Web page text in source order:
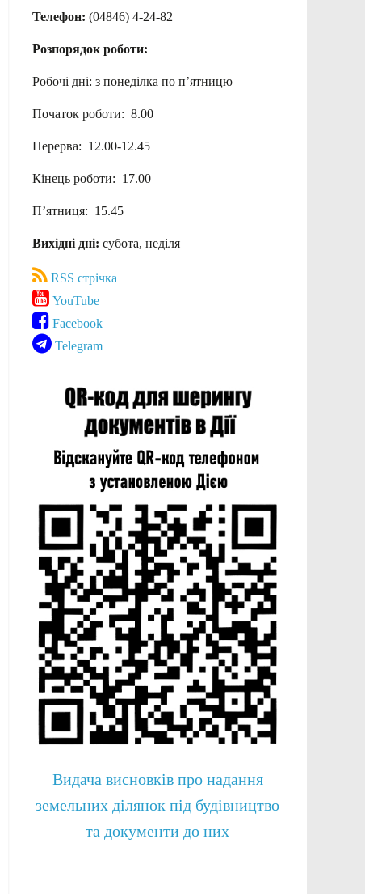
Телефон: (04846) 4-24-82
Розпорядок роботи:
Робочі дні: з понеділка по п’ятницю
Початок роботи: 8.00
Перерва: 12.00-12.45
Кінець роботи: 17.00
П’ятниця: 15.45
Вихідні дні: субота, неділя
RSS стрічка
YouTube
Facebook
Telegram
Видача висновків про надання
земельних ділянок під будівництво
та документи до них